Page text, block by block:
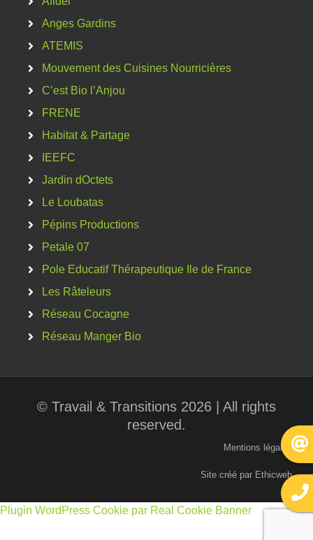
Anges Gardins
ATEMIS
Mouvement des Cuisines Nourricières
C’est Bio l’Anjou
FRENE
Habitat & Partage
IEEFC
Jardin dOctets
Le Loubatas
Pépins Productions
Petale 07
Pole Educatif Thérapeutique Ile de France
Les Râteleurs
Réseau Cocagne
Réseau Manger Bio
© Travail & Transitions 2026 | All rights
reserved.
Mentions légales
Site créé par Ethicweb
Plugin WordPress Cookie par Real Cookie Banner